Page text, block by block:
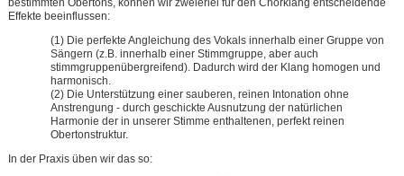
Effekte beeinflussen:
(1) Die perfekte Angleichung des Vokals innerhalb einer Gruppe von
Sängern (z.B. innerhalb einer Stimmgruppe, aber auch
stimmgruppenübergreifend). Dadurch wird der Klang homogen und
harmonisch.
(2) Die Unterstützung einer sauberen, reinen Intonation ohne
Anstrengung - durch geschickte Ausnutzung der natürlichen
Harmonie der in unserer Stimme enthaltenen, perfekt reinen
Obertonstruktur.
In der Praxis üben wir das so: